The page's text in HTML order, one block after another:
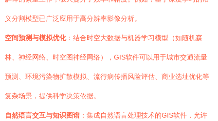
义分割模型已广泛应用于高分辨率影像分析。
空间预测与模拟优化：结合时空大数据与机器学习模型（如随机森
林、神经网络、时空图神经网络），GIS软件可以用于城市交通流量
预测、环境污染物扩散模拟、流行病传播风险评估、商业选址优化等
复杂场景，提供科学决策依据。
自然语言交互与知识图谱 ：集成自然语言处理技术的GIS软件，允许